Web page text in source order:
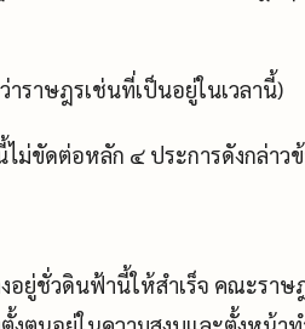
ราษฎรเช่นที่เป็นอยู่ในเวลานี้)
ม่ขัดต่อหลัก ๔ ประการดังกล่าว
ยู่ชั่วดินฟ้านี้ให้สำเร็จ คณะรา